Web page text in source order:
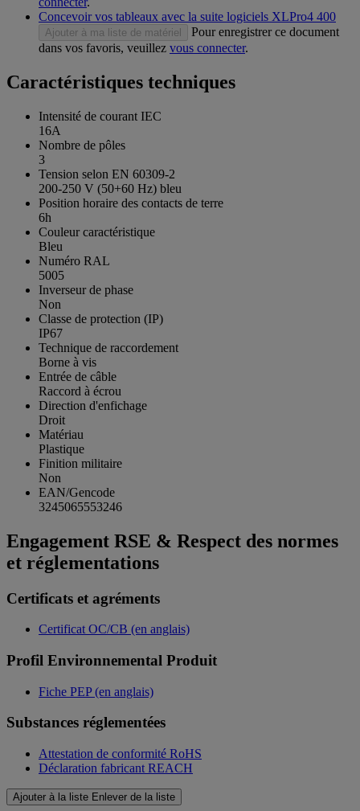
Concevoir vos tableaux avec la suite logiciels XLPro4 400
Ajouter à ma liste de matériel
Pour enregistrer ce document
dans vos favoris, veuillez vous connecter.
Caractéristiques techniques
Intensité de courant IEC
16A
Nombre de pôles
3
Tension selon EN 60309-2
200-250 V (50+60 Hz) bleu
Position horaire des contacts de terre
6h
Couleur caractéristique
Bleu
Numéro RAL
5005
Inverseur de phase
Non
Classe de protection (IP)
IP67
Technique de raccordement
Borne à vis
Entrée de câble
Raccord à écrou
Direction d'enfichage
Droit
Matériau
Plastique
Finition militaire
Non
EAN/Gencode
3245065553246
Engagement RSE & Respect des normes
et réglementations
Certificats et agréments
Certificat OC/CB (en anglais)
Profil Environnemental Produit
Fiche PEP (en anglais)
Substances réglementées
Attestation de conformité RoHS
Déclaration fabricant REACH
Ajouter à la liste Enlever de la liste